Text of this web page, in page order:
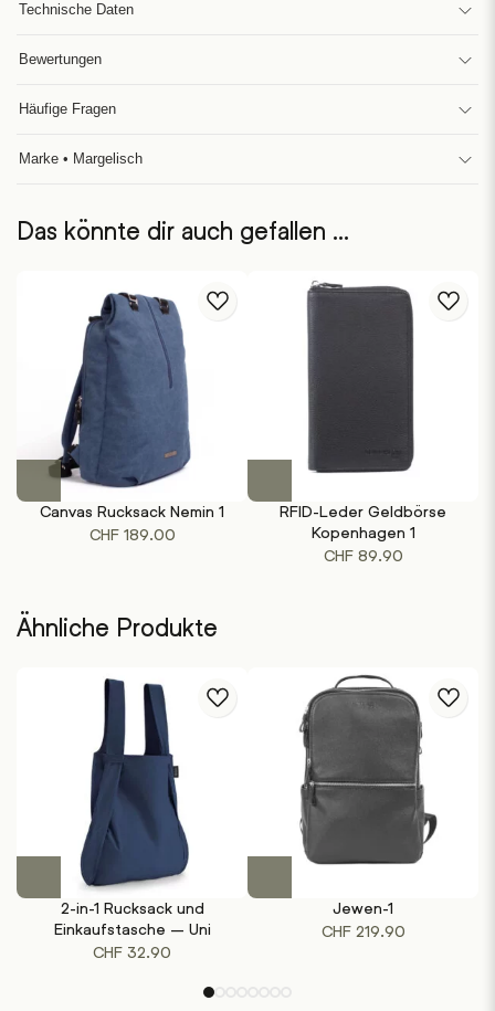
Technische Daten
Bewertungen
Häufige Fragen
Marke • Margelisch
Das könnte dir auch gefallen …
Dieses
Produkt
weist
mehrere
Die
Optionen
Produktseite
gewählt
werden
Canvas Rucksack Nemin 1
CHF189.00
Dieses
weist
mehrere
Varianten
der
Produktseite
gewählt
werden
RFID-Leder Geldbörse
Kopenhagen 1
CHF89.90
Ähnliche Produkte
Dieses
Produkt
weist
mehrere
Varianten
2-in-1 Rucksack und
Einkaufstasche – Uni
CHF 32.90
Jewen-1
CHF219.90